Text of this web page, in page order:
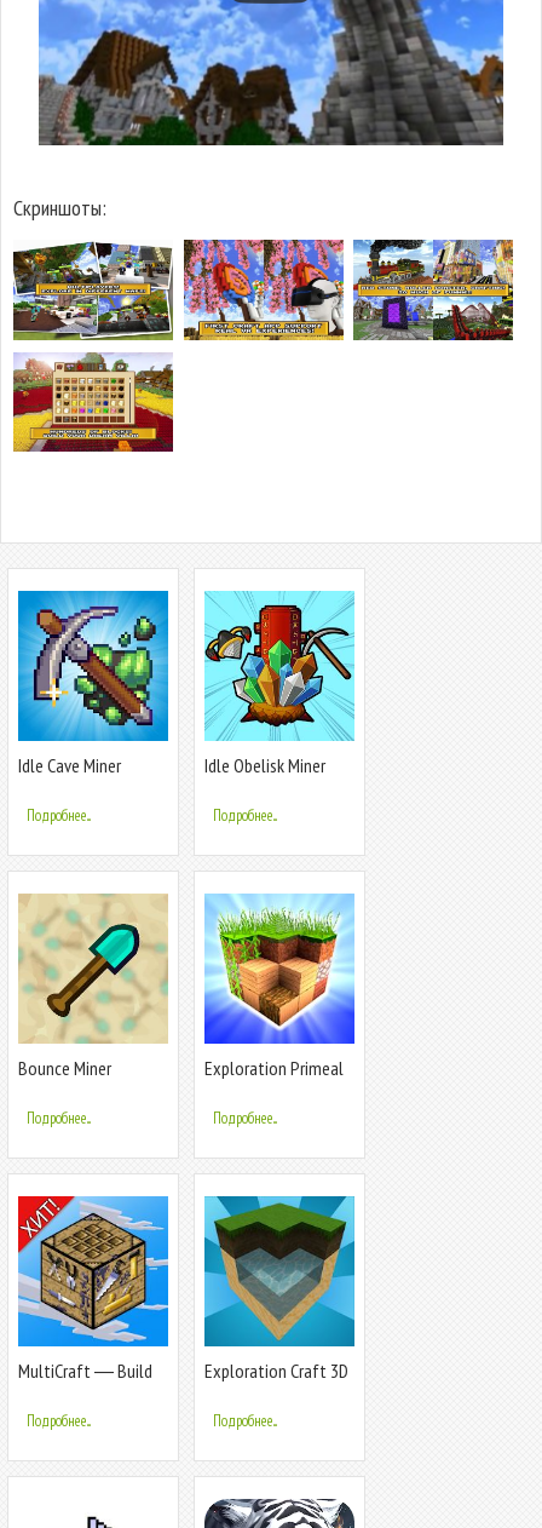
Скриншоты:
Idle Cave Miner
Подробнее...
Idle Obelisk Miner
Подробнее...
Bounce Miner
Подробнее...
Exploration Primeal
Подробнее...
MultiCraft ― Build
Подробнее...
Exploration Craft 3D
Подробнее...